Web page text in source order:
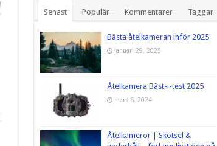
Senast Populär Kommentarer Taggar
Bästa åtelkameran inför 2025
januari 29, 2025
Åtelkamera Bäst-i-test 2025
mars 6, 2024
Åtelkameror | Skötsel &